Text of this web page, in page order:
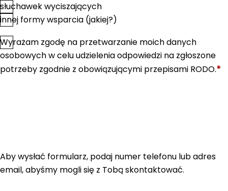
słuchawek wyciszających
innej formy wsparcia (jakiej?)
Zgoda*
Wyrażam zgodę na przetwarzanie moich danych
osobowych w celu udzielenia odpowiedzi na zgłoszone
potrzeby zgodnie z obowiązującymi przepisami RODO.*
Aby wysłać formularz, podaj numer telefonu lub adres
email, abyśmy mogli się z Tobą skontaktować.